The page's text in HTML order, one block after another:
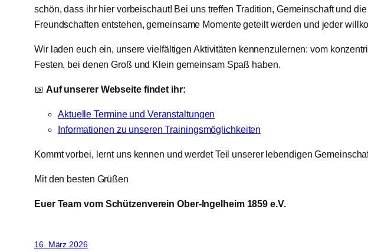
schön, dass ihr hier vorbeischaut! Bei uns treffen Tradition, Gemeinschaft und
Freundschaften entstehen, gemeinsame Momente geteilt werden und jeder
Wir laden euch ein, unsere vielfältigen Aktivitäten kennenzulernen: vom
Festen, bei denen Groß und Klein gemeinsam Spaß haben.
📅 Auf unserer Webseite findet ihr:
Aktuelle Termine und Veranstaltungen
Informationen zu unseren Trainingsmöglichkeiten
Kommt vorbei, lernt uns kennen und werdet Teil unserer lebendigen
Mit den besten Grüßen
Euer Team vom Schützenverein Ober-Ingelheim 1859 e.V.
16. März 2026